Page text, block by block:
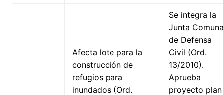
Afecta lote para la
construcción de
refugios para
inundados (Ord.
Se integra la
Junta
de Defensa
Civil (Ord.
13/2010).
Aprueba
proyecto plan